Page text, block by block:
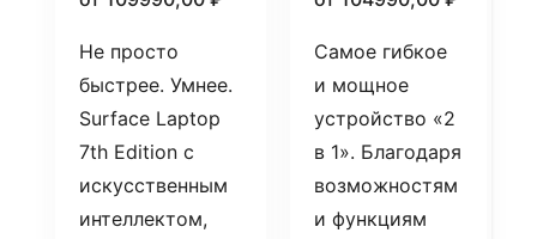
Не просто
быстрее. Умнее.
Surface Laptop
7th Edition с
искусственным
интеллектом,
Самое гибкое
и мощное
устройство «2
в 1». Благодаря
возможностям
и функциям